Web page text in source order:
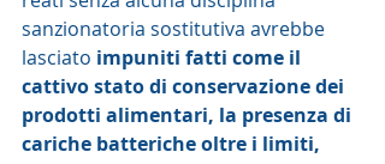
sanzionatoria sostitutiva avrebbe
lasciato impuniti fatti come il
cattivo stato di conservazione dei
prodotti alimentari, la presenza di
cariche batteriche oltre i limiti,